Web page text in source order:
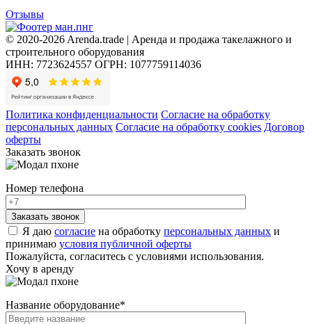
Отзывы
© 2020-2026 Arenda.trade | Аренда и продажа такелажного и
строительного оборудования
ИНН: 7723624557 ОГРН: 1077759114036
Политика конфиденциальности Согласие на обработку
персональных данных Согласие на обработку cookies Договор
оферты
Заказать звонок
Номер телефона
Я даю согласие на обработку персональных данных и
принимаю условия публичной оферты
Пожалуйста, согласитесь с условиями использования.
Хочу в аренду
Название оборудование*